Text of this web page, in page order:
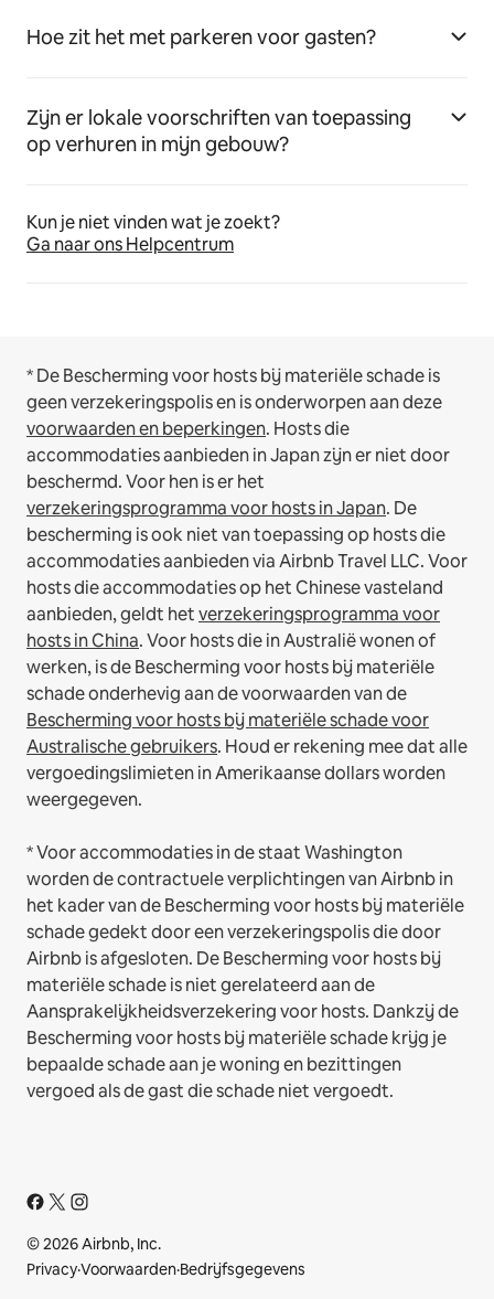
Hoe zit het met parkeren voor gasten?
Zijn er lokale voorschriften van toepassing
op verhuren in mijn gebouw?
Kun je niet vinden wat je zoekt?
Ga naar ons Helpcentrum
* De Bescherming voor hosts bij materiële schade is
geen verzekeringspolis en is onderworpen aan deze
voorwaarden en beperkingen. Hosts die
accommodaties aanbieden in Japan zijn er niet door
beschermd. Voor hen is er het
verzekeringsprogramma voor hosts in Japan. De
bescherming is ook niet van toepassing op hosts die
accommodaties aanbieden via Airbnb Travel LLC.Voor
hosts die accommodaties op het Chinese vasteland
aanbieden, geldt hetverzekeringsprogramma voor
hosts in China.Voor hosts die in Australië wonen of
werken, is de Bescherming voor hosts bij materiële
schade onderhevig aan de voorwaarden van de
Bescherming voor hosts bij materiële schade voor
Australische gebruikers. Houd er rekening mee dat alle
vergoedingslimieten in Amerikaanse dollars worden
weergegeven.
* Voor accommodaties in de staat Washington
worden de contractuele verplichtingen van Airbnb in
het kader van de Bescherming voor hosts bij materiële
schade gedekt door een verzekeringspolis die door
Airbnb is afgesloten. De Bescherming voor hosts bij
materiële schade is niet gerelateerd aan de
Aansprakelijkheidsverzekering voor hosts. Dankzij de
Bescherming voor hosts bij materiële schade krijg je
bepaalde schade aan je woning en bezittingen
vergoed als de gast die schade niet vergoedt.
© 2026 Airbnb, Inc.
Privacy·Voorwaarden·Bedrijfsgegevens